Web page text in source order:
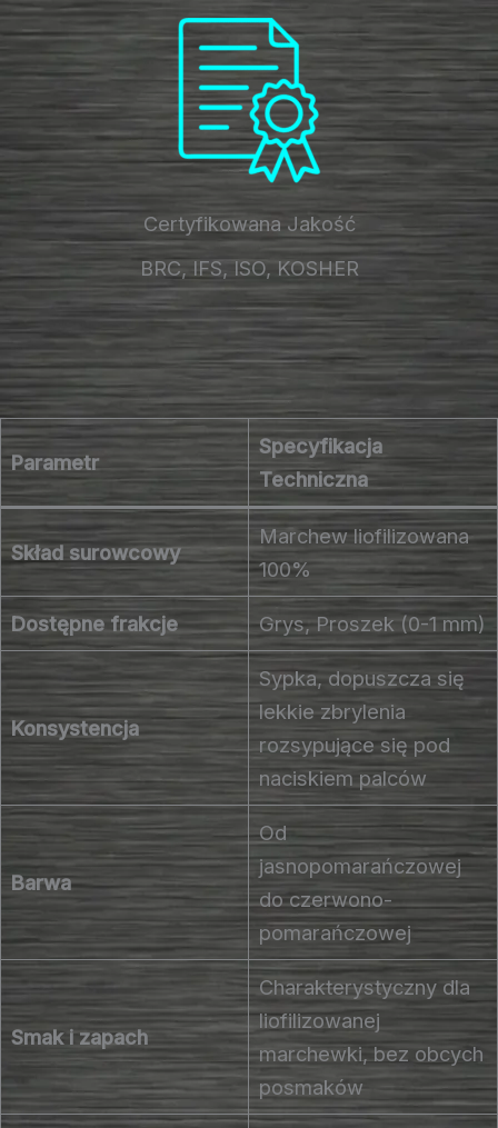
Certyfikowana Jakość
BRC, IFS, ISO, KOSHER
Parametr
Specyfikacja
Techniczna
Skład surowcowy
Marchew liofilizowana
100%
Dostępne frakcje Grys, Proszek (0-1 mm)
Konsystencja
Sypka, dopuszcza się
lekkie zbrylenia
rozsypujące się pod
naciskiem palców
Barwa
Od
jasnopomarańczowej
do czerwono-
pomarańczowej
Smak i zapach
Charakterystyczny dla
liofilizowanej
marchewki, bez obcych
posmaków